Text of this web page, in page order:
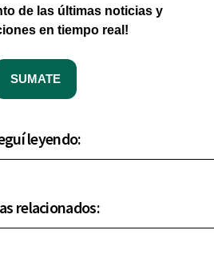
de las últimas noticias y
en tiempo real!
SUMATE
leyendo:
relacionados: